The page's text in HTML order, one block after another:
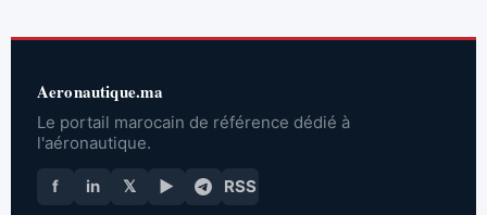
Aeronautique.ma
Le portail marocain de référence dédié à
l'aéronautique.
f in 𝕏 ▶ RSS